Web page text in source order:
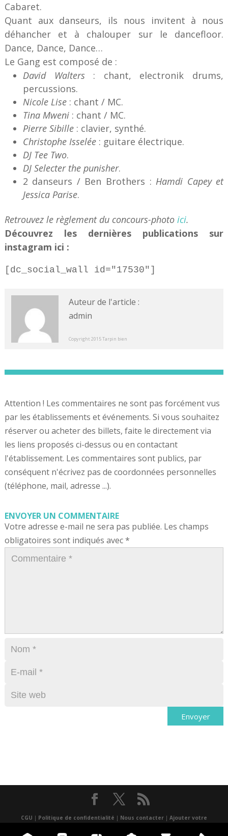
Cabaret.
Quant aux danseurs, ils nous invitent à nous
déhancher et à chalouper sur le dancefloor.
Dance, Dance, Dance…
Le Gang est composé de :
David Walters : chant, electronik drums,
percussions.
Nicole Lise: chant / MC.
Tina Mweni: chant / MC.
Pierre Sibille: clavier, synthé.
Christophe Isselée: guitare électrique.
DJ Tee Two.
DJ Selecter the punisher.
2 danseurs / Ben Brothers : Hamdi Capey et
Jessica Parise.
Retrouvez le règlement du concours-photo ici.
Découvrez les dernières publications sur
instagram ici :
[dc_social_wall id="17530"]
Auteur de l'article :
admin
Copyright 2015 Tarpin bien
Attention ! Les commentaires ne sont pas forcément vus
par les établissements et événements. Si vous souhaitez
réserver ou acheter des billets, faite le directement via
les liens proposés ci-dessus ou en contactant
l'établissement. Les commentaires sont publics, par
conséquent n'écrivez pas de coordonnées personnelles
(téléphone, mail, adresse ...).
ENVOYER UN COMMENTAIRE
Votre adresse e-mail ne sera pas publiée. Les champs
obligatoires sont indiqués avec*
CGU | Politique de confidentialité | Nous contacter| Ajouter votre
événement
un lieu| Réalisé par Atlantis multimédia Application